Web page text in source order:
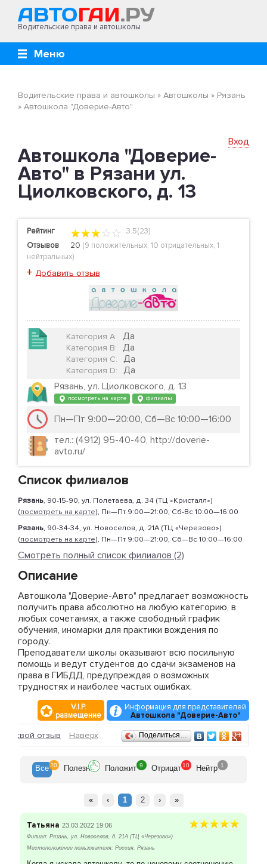
Водительские права и автошколы
Меню
Водительские права и автошколы » Автошколы » Рязань
» Автошкола "Доверие-Авто"
Вход
Автошкола "Доверие-
Авто" в Рязани ул.
Циолковского, д. 13
Рейтинг
3.5(23)
Отзывов
20 (9 положительных, 10 отрицательных, 1
нейтральных)
+ Добавить отзыв
Категория А: Да
Категория B: Да
Категория C: Да
Категория D:
Да
Рязань, ул. Циолковского, д. 13
посмотреть на карте филиалы
Пн—Пт 9:00—20:00, Сб—Вс 10:00—16:00
тел.: (4912) 95-40-40, http://doverie-
avto.ru/
Список филиалов
Рязань, 90-15-90, ул. Полетаева, д. 34 (ТЦ «Кристалл»)
(посмотреть на карте), Пн—Пт 9:00—21:00, Сб-Вс 10:00—16:00
Рязань, 90-34-34, ул. Новоселов, д. 21А (ТЦ «Черезово»)
(посмотреть на карте), Пн—Пт 9:00—21:00, Сб—Вс 10:00—16:00
Смотреть полный список филиалов (2)
Описание
Автошкола "Доверие-Авто" предлагает возможность
получить права абсолютно на любую категорию, в
любых сочетаниях, а также свободный график
обучения, иномарки для практики вождения по
городу.
Преподаватели школы оказывают всю посильную
помощь и ведут студентов до сдачи экзаменов на
права в ГИБДД, предупреждая о возможных
трудностях и наиболее частых ошибках.
V.I.P.
размещение
Информация для представителей
Автошкола "Доверие-Авто"
Отзывы
свой отзыв Наверх Поделиться…
Все 20 Полезн Положит 9 Отрицат 10 Нейтр 1
« ‹ 1 2 › »
Татьяна 23.03.2022 19:06
Филиал: Рязань, ул. Новоселов, д. 21А (ТЦ «Черезово»)
Местоположение пользователя: Россия, Рязань